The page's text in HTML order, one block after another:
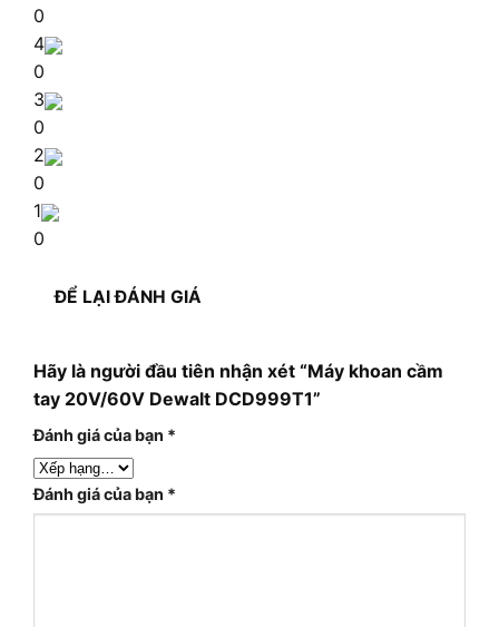
0
4
0
3
0
2
0
1
0
ĐỂ LẠI ĐÁNH GIÁ
Hãy là người đầu tiên nhận xét “Máy khoan cầm
tay 20V/60V Dewalt DCD999T1”
Đánh giá của bạn *
Đánh giá của bạn *